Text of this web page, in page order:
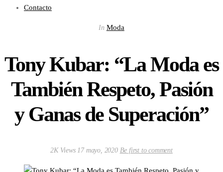
Contacto
In Moda
Tony Kubar: “La Moda es
También Respeto, Pasión
y Ganas de Superación”
2K Views 17 mayo, 2020 Be first to comment